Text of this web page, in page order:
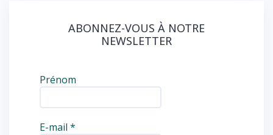
ABONNEZ-VOUS À NOTRE
NEWSLETTER
Prénom
E-mail *